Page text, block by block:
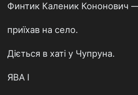
Финтик Каленик Кононович
приїхав на село.
Діється в хаті у Чупруна.
ЯВА І